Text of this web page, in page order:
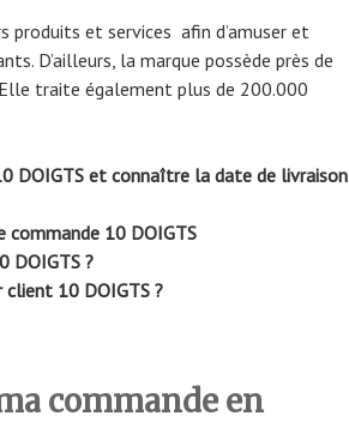
produits et services afin d’amuser et
D’ailleurs, la marque possède près de
traite également plus de 200.000
DOIGTS et connaître la date de livraison
10 DOIGTS
DOIGTS ?
10 DOIGTS ?
commande en